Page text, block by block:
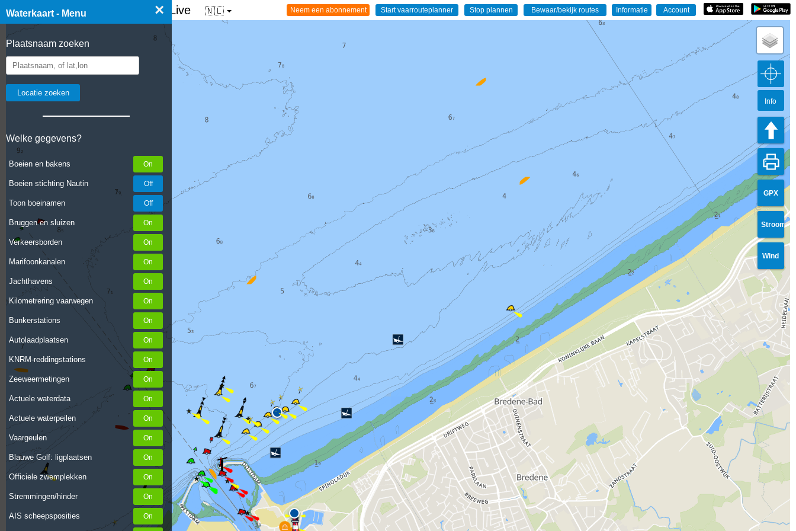
Waterkaart - Menu ×
Plaatsnaam zoeken
Welke gegevens?
Boeien en bakens
Boeien stichting Nautin
Toon boeinamen
Bruggen en sluizen
Verkeersborden
Marifoonkanalen
Jachthavens
Kilometrering vaarwegen
Bunkerstations
Autolaadplaatsen
KNRM-reddingstations
Zeeweermetingen
Actuele waterdata
Actuele waterpeilen
Vaargeulen
Blauwe Golf: ligplaatsen
Officiele zwemplekken
Stremmingen/hinder
AIS scheepsposities
☰ Waterkaart van Nederland - Live 🇳🇱
GPX
Stroom
Wind
Info